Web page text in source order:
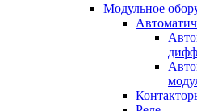
Модульное